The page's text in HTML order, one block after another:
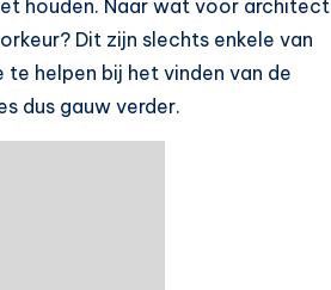
houden. Naar wat voor architect
Dit zijn slechts enkele van
helpen bij het vinden van de
dus gauw verder.